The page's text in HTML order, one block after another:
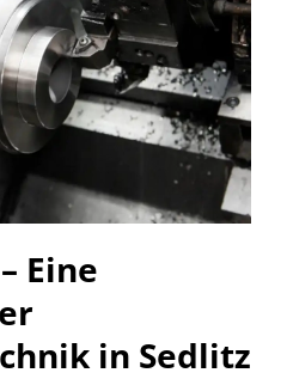
Eine
in Sedlitz